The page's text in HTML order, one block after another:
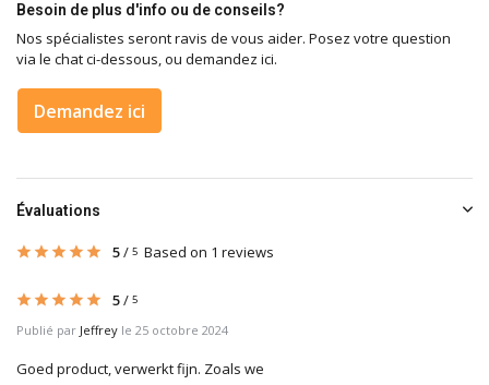
Besoin de plus d'info ou de conseils?
Nos spécialistes seront ravis de vous aider. Posez votre question
via le chat ci-dessous, ou demandez ici.
Demandez ici
Évaluations
5/ 5 Based on 1 reviews
5/ 5
Publié par Jeffrey le 25 octobre 2024
Goed product, verwerkt fijn. Zoals we